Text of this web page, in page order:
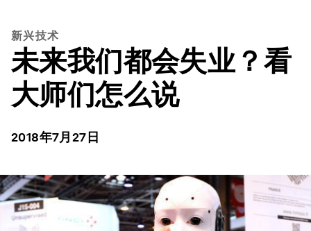
新兴技术
未来我们都会失业？看
大师们怎么说
2018年7月27日